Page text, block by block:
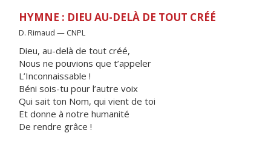
HYMNE : DIEU AU-DELÀ DE TOUT CRÉÉ
D. Rimaud — CNPL
Dieu, au-delà de tout créé,
Nous ne pouvions que t’appeler
L’Inconnaissable !
Béni sois-tu pour l’autre voix
Qui sait ton Nom, qui vient de toi
Et donne à notre humanité
De rendre grâce !